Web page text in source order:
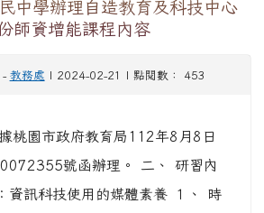
中學辦理自造教育及科技中心
師資增能課程內容
- 教務處 | 2024-02-21 | 點閱數： 453
桃園市政府教育局112年8月8日
號函辦理。 二、 研習內
資訊科技使用的媒體素養 １、 時